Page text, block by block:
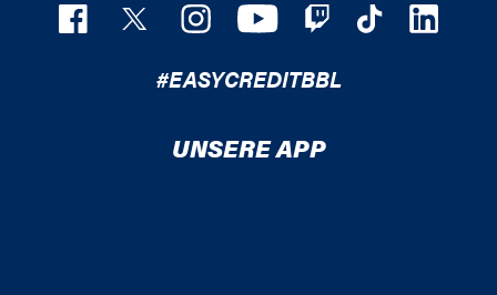
#EASYCREDITBBL
UNSERE APP